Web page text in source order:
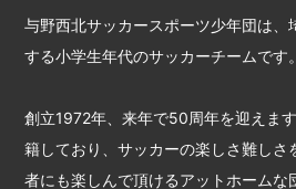
与野西北サッカースポーツ少年団は、
する小学生年代のサッカーチームです。
創立1972年、来年で50周年を迎えま
籍しており、サッカーの楽しさ難しさ
者にも楽しんで頂けるアットホームな